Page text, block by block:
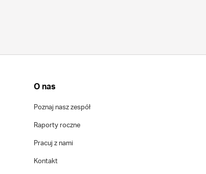
O nas
Poznaj nasz zespół
Raporty roczne
Pracuj z nami
Kontakt